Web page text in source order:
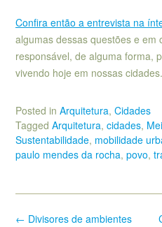
Confira então a entrevista na
algumas dessas questões e em
responsável, de alguma forma,
vivendo hoje em nossas cidades.
Posted in Arquitetura, Cidades
Tagged Arquitetura, cidades,
Sustentabilidade, mobilidade
paulo mendes da rocha, povo,
Post
← Divisores de ambientes